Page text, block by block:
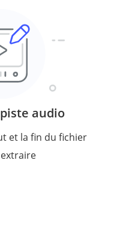
audio
et la fin du fichier